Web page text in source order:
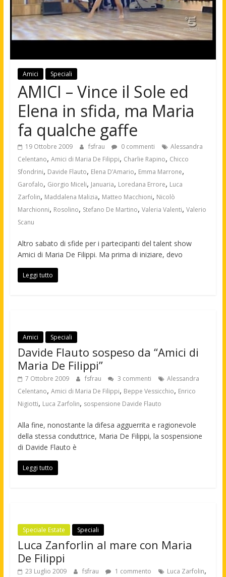
Amici Speciali
AMICI – Vince il Sole ed
Elena in sfida, ma Maria
fa qualche gaffe
19 Ottobre 2009 fsfrau 0 commenti
Alessandra
Celentano, Amici di Maria De Filippi, Charlie Rapino, Chicco
Sfondrini, Davide Flauto, Elena D’Amario, Emma Marrone,
Garofalo, Giorgio Miceli, Januaria, Loredana Errore, Luca
Zarfolin, Maddalena Malizia, Matteo Macchioni, Nicolò
Marchionni, Rosolino, Stefano De Martino, Valeria Valenti, Valerio
Scanu
Altro sabato di sfide per i partecipanti del talent show
Amici di Maria De Filippi. Ma prima di iniziare, devo
Leggi tutto
Amici Speciali
Davide Flauto sospeso da “Amici di
Maria De Filippi”
7 Ottobre 2009 fsfrau 3 commenti
Alessandra
Celentano, Amici di Maria De Filippi, Beppe Vessicchio, Enrico
Nigiotti, Luca Zarfolin, sospensione Davide Flauto
Alla fine, nonostante la difesa agguerrita e ragionevole
della stessa conduttrice, Maria De Filippi, la sospensione
di Davide Flauto è
Leggi tutto
Speciale Estate Speciali
Luca Zanforlin al mare con Maria
De Filippi
23 Luglio 2009 fsfrau 1 commento Luca Zarfolin,